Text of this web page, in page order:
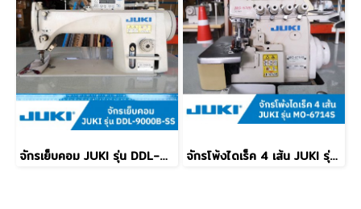
จักรเย็บคอม JUKI รุ่น DDL-9000B-SS จักรโพ้งไดเร็ค 4 เส้น JUKI รุ่น MO-6714S